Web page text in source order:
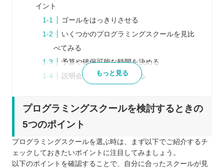
イント
ゴールをはっきりさせる
いくつかのプログラミングスクールを見比
べてみる
予算や確保可能な時間を決める
説明会などに参加してみる
る
受講形式は自分に合っているか
無理なく通えるスケジュールになっている
もっと見る
プログラミングスクールを検討するときの
5つのポイント
プログラミングスクールを選ぶ時は、まず以下でご紹介するチ
ェックしておきたいポイントに注目してみましょう。
以下のポイントを確認することで、自分に合ったスクールが見